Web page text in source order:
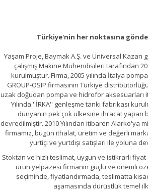
Türkiye'nin her noktasına
Yaşam Proje, Baymak A.Ş. ve Üniversal Kazan
çalışmış Makine Mühendisileri tarafından
kurulmuştur. Firma, 2005 yılında İtalya
GROUP-OSIP firmasının Türkiye
uzak doğudan pompa ve hidrofor aksesuarları
Yılında ''İRKA'' genleşme tankı fabrikası
dünyanın pek çok ülkesine ihracat yapan
devredilmiştir. 2010 Yılından itibaren Alarko'ya
firmamız, bugün ithalat, üretim ve değerli
yurtiçi ve yurtdışı satışları ile yoluna
Stoktan ve hızlı teslimat, uygun ve istikrarlı fiyat
ürün yelpazesi firmanın güçlü ve önemli
seçiminde, fiyatlandırmada, teslimatta
aşamasında dürüstlük temel